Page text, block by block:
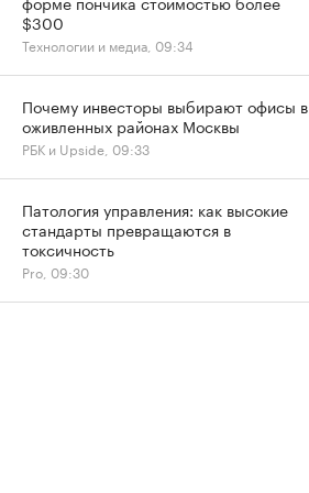
$300
Технологии и медиа, 09:34
Почему инвесторы выбирают офисы в
оживленных районах Москвы
РБК и Upside, 09:33
Патология управления: как высокие
стандарты превращаются в
токсичность
Pro, 09:30